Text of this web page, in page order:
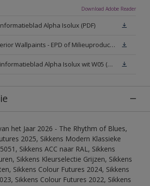
Download Adobe Reader
Alpha Isolux (PDF)
Sikkens Interior Wallpaints - EPD of Milieuproductverklaring
Veiligheidsinformatieblad Alpha Isolux wit W05 (SDS)
het Jaar 2026 - The Rhythm of Blues,
2025, Sikkens Modern Klassieke
Sikkens ACC naar RAL, Sikkens
Sikkens Kleurselectie Grijzen, Sikkens
Sikkens Colour Futures 2024, Sikkens
Sikkens Colour Futures 2022, Sikkens